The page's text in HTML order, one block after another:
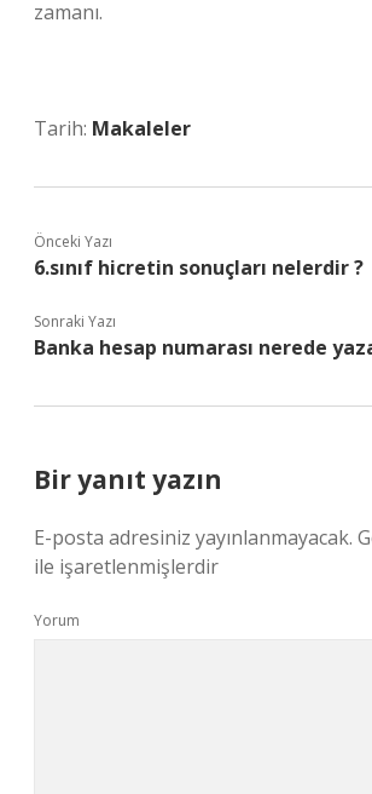
zamanı.
Tarih: Makaleler
Önceki Yazı
6.sınıf hicretin sonuçları nelerdir ?
Sonraki Yazı
Banka hesap numarası nerede
Bir yanıt yazın
E-posta adresiniz yayınlanmayacak.
ile işaretlenmişlerdir
Yorum